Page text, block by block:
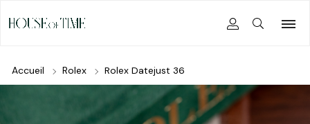
Accueil Rolex Rolex Datejust 36